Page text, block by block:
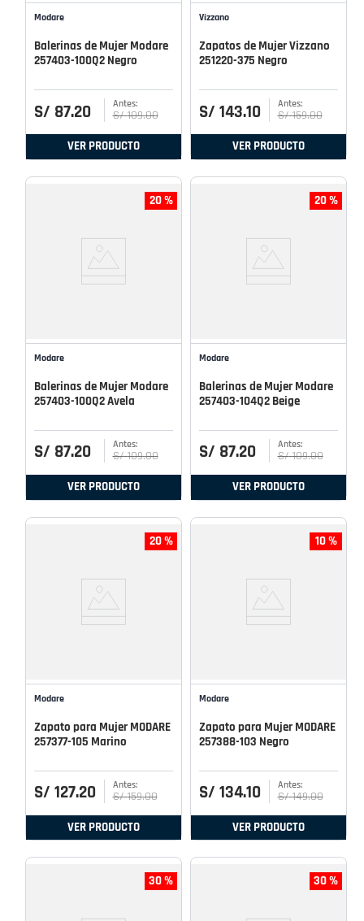
Modare
Balerinas de Mujer Modare
257403-100Q2 Negro
S/ 87.20 S/ 109.00
VER PRODUCTO
Vizzano
Zapatos de Mujer Vizzano
251220-375 Negro
S/ 143.10 S/ 159.00
VER PRODUCTO
20 %
Modare
Balerinas de Mujer Modare
257403-100Q2 Avela
S/ 87.20 S/ 109.00
VER PRODUCTO
20 %
Modare
Balerinas de Mujer Modare
257403-104Q2 Beige
S/ 87.20 S/ 109.00
VER PRODUCTO
20 %
Modare
Zapato para Mujer MODARE
257377-105 Marino
S/ 127.20 S/ 159.00
VER PRODUCTO
10 %
Modare
Zapato para Mujer MODARE
257388-103 Negro
S/ 134.10 S/ 149.00
VER PRODUCTO
30 % 30 %